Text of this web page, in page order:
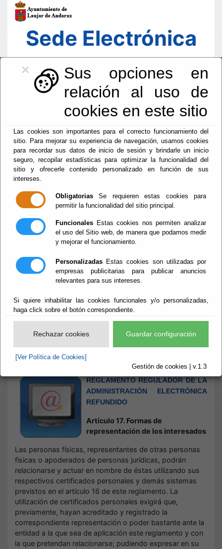
×
Sus opciones en
relación al uso de
cookies en este sitio
Las cookies son importantes para el correcto funcionamiento del
sitio. Para mejorar su experiencia de navegación, usamos cookies
para recordar sus datos de inicio de sesión y brindarle un inicio
seguro, recopilar estadísticas para optimizar la funcionalidad del
sitio y ofrecerle contenido personalizado en función de sus
intereses.
Obligatorias Se requieren estas cookies para
permitir la funcionalidad del sitio principal.
Funcionales Estas cookies nos permiten analizar
el uso del Sitio web, de manera que podamos medir
y mejorar el funcionamiento.
Personalizadas Estas cookies son utilizadas por
empresas publicitarias para publicar anuncios
relevantes para sus intereses.
Si quiere inhabilitar las cookies funcionales y/o personalizadas,
haga click sobre el botón correspondiente.
Rechazar cookies Guardar configuración
[Ver Política de Cookies]
Gestión de cookies | v.1.3
Sede Electrónica
05:14:44
Jue, 6 Agosto 2026
- Formas de Representación de los interesados
Formas de
Representación
de los
interesados
REGLAMENTO REGULADOR DE LA
ADMINISTRACIÓN ELECTRÓNICA
REFUNDIDO
Artículo 17. Formas de
representación de los interesados
Las personas físicas, representantes de otras personas
físicas o apoderados de personas jurídicas, podrán
relacionarse y actuar en nombre de éstas utilizando sus
respectivos certificados personales y demás sistemas
previstos en el artículo 16 de este reglamento. La
utilización de certificados personales exigirá que,
previamente, hayan acreditado y registrado la
correspondiente representación o poder bastante ante la
entidad a la que sea de aplicación este reglamento y con
la que pretendan relacionarse; pudiendo expresar en su